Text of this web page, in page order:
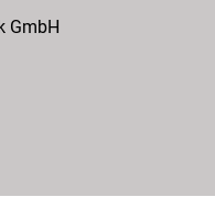
GmbH